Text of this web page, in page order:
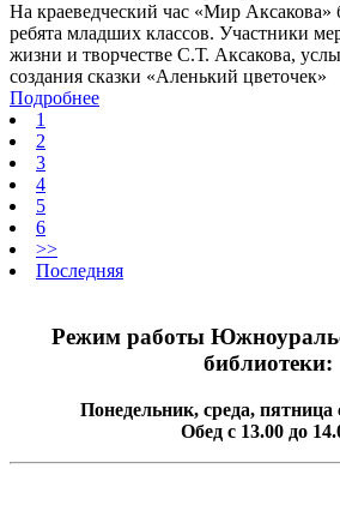
На краеведческий час «Мир
ребята младших классов. Участники
жизни и творчестве С.Т. Аксакова,
создания сказки «Аленький цветочек»
Подробнее
1
2
3
4
5
6
>>
Последняя
Режим работы
библиотеки:
Понедельник, среда, пятница
Обед с 13.00 до